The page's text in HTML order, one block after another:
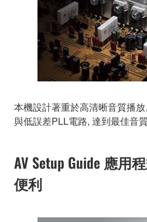
本機設計著重於高清晰音質播
與低誤差PLL電路, 達到最佳音質
AV Setup Guide 應用
便利